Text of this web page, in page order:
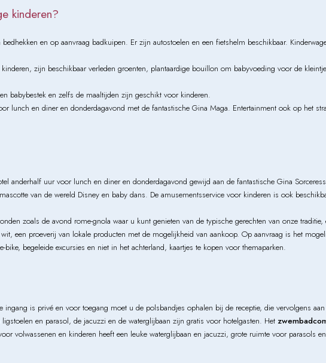
kinderen?
en op aanvraag badkuipen. Er zijn autostoelen en een fietshelm beschikbaar.
zijn beschikbaar verleden groenten, plantaardige bouillon om babyvoeding voor de
babybestek en zelfs de maaltijden zijn geschikt voor kinderen.
lunch en diner en donderdagavond met de fantastische Gina Maga. Entertainment ook op het
anderhalf uur voor lunch en diner en donderdagavond gewijd aan de fantastische Gina
van de wereld Disney en baby dans. De amusementsservice voor kinderen is ook
zoals de avond rome-gnola waar u kunt genieten van de typische gerechten van onze traditie,
een proeverij van lokale producten met de mogelijkheid van aankoop. Op aanvraag is het
begeleide excursies en niet in het achterland, kaartjes te kopen voor themaparken.
is privé en voor toegang moet u de polsbandjes ophalen bij de receptie, die vervolgens
en parasol, de jacuzzi en de waterglijbaan zijn gratis voor hotelgasten. Het
volwassenen en kinderen heeft een leuke waterglijbaan en jacuzzi, grote ruimte voor parasols